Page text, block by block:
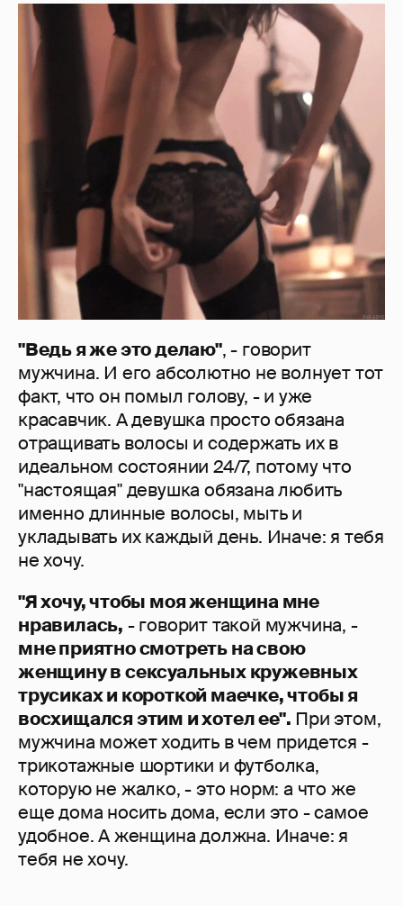
"Ведь я же это делаю", - говорит
мужчина. И его абсолютно не волнует тот
факт, что он помыл голову, - и уже
красавчик. А девушка просто обязана
отращивать волосы и содержать их в
идеальном состоянии 24/7, потому что
"настоящая" девушка обязана любить
именно длинные волосы, мыть и
укладывать их каждый день. Иначе: я тебя
не хочу.
"Я хочу, чтобы моя женщина мне
нравилась, - говорит такой мужчина, -
мне приятно смотреть на свою
женщину в сексуальных кружевных
трусиках и короткой маечке, чтобы я
восхищался этим и хотел ее". При этом,
мужчина может ходить в чем придется -
трикотажные шортики и футболка,
которую не жалко, - это норм: а что же
еще дома носить дома, если это - самое
удобное. А женщина должна. Иначе: я
тебя не хочу.